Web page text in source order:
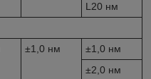
L20 нм
±1,0 нм
±1,0 нм
±2,0 нм